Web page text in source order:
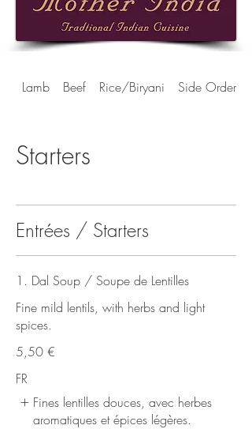
Lamb Beef Rice/Biryani Side Orders
Starters
Entrées / Starters
1. Dal Soup / Soupe de Lentilles
Fine mild lentils, with herbs and light
spices.
5,50 €
FR
Fines lentilles douces, avec herbes
aromatiques et épices légères.